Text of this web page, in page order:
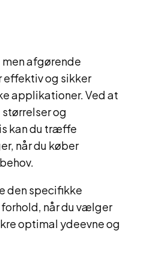
men afgørende
effektiv og sikker
applikationer. Ved at
og
kan du træffe
når du køber
den specifikke
når du vælger
optimal ydeevne og